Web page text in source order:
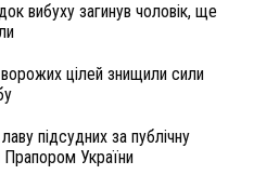
вибуху загинув чоловік, ще
цілей знищили сили
підсудних за публічну
України